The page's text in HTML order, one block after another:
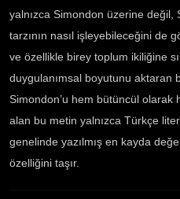
yalnızca Simondon üzerine
tarzının nasıl işleyebileceğini de
ve özellikle birey toplum ikiliğine
duygulanımsal boyutunu aktaran
Simondon’u hem bütüncül
alan bu metin yalnızca Türkçe
genelinde yazılmış en kayda
özelliğini taşır.